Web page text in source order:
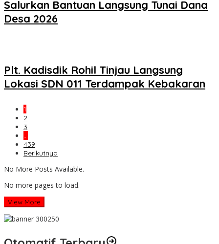
Salurkan Bantuan Langsung Tunai Dana
Desa 2026
Plt. Kadisdik Rohil Tinjau Langsung
Lokasi SDN 011 Terdampak Kebakaran
1
2
3
…
439
Berikutnya
No More Posts Available.
No more pages to load.
View More